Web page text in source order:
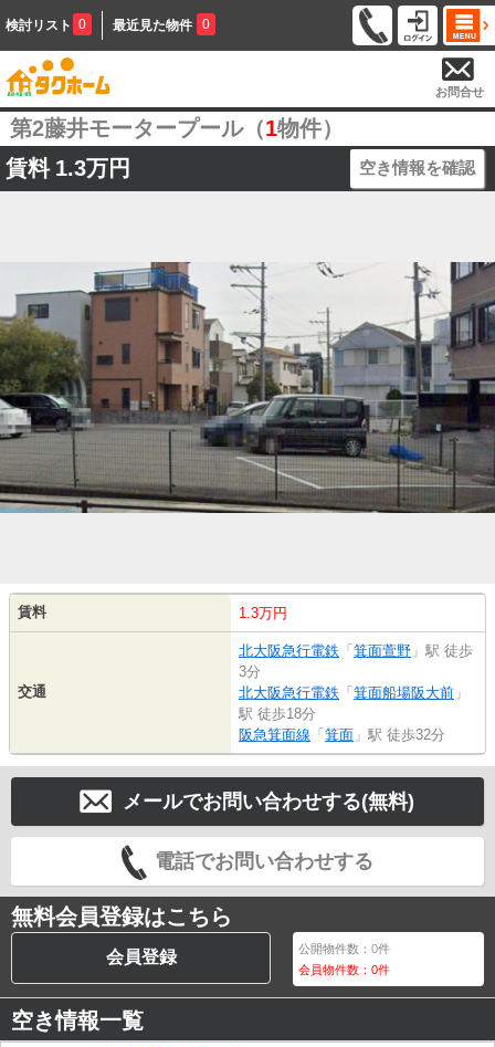
検討リスト 0 最近見た物件 0
お問合せ
第2藤井モータープール（1物件）
賃料 1.3万円 空き情報を確認
賃料 1.3万円
交通
北大阪急行電鉄 「 箕面萱野 」駅 徒歩
3分
北大阪急行電鉄 「 箕面船場阪大前 」
駅 徒歩18分
阪急箕面線 「 箕面 」駅 徒歩32分
メールでお問い合わせする(無料)
電話でお問い合わせする
無料会員登録はこちら
会員登録 公開物件数：0件
会員物件数：0件
空き情報一覧